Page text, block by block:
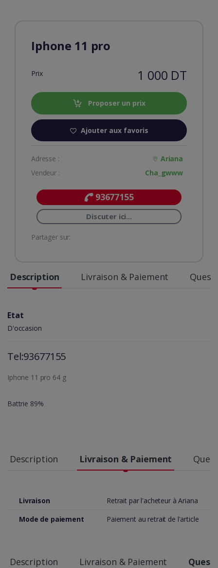
Iphone 11 pro
Prix 1 000 DT
Proposer un prix
Ajouter aux favoris
Adresse :
Ariana
Vendeur :
Cha_gwww
93677155
Discuter ici...
Partager sur:
Description Livraison & Paiement
Etat
D'occasion
Tel:93677155
Iphone 11 pro 64 g
Battrie 89%
Description Livraison & Paiement
Livraison
Retrait par l'acheteur à Ariana
Mode de paiement
Paiement au retrait de l'article
Description Livraison & Paiement